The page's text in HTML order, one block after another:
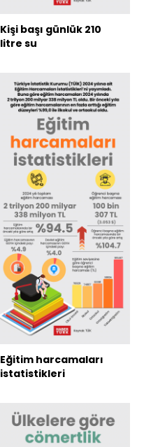
Kişi başı günlük 210
litre su
Eğitim harcamaları
istatistikleri